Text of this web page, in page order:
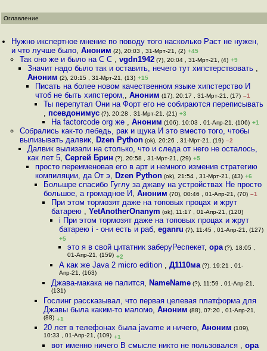
Оглавление
Нужно икспертное мнение по поводу того насколько Раст не нужен,
и что лучше было,Аноним (2), 20:03 , 31-Мрт-21, (2) +45
Так оно же и было на C C , vgdn1942(?), 20:04 , 31-Мрт-21, (4) +9
Значит надо было так и оставить, нечего тут хипстерствовать ,
Аноним (2), 20:15 , 31-Мрт-21, (13) +15
Писать на более новом качественном языке хипстерство И
чтоб не быть хипстером,,Аноним (17), 20:17 , 31-Мрт-21, (17) –1
Ты перепутал Они на Форт его не собираются переписывать
, псевдонимус(?), 20:28 , 31-Мрт-21, (21) +3
На factorcode org же , Аноним (106), 10:03 , 01-Апр-21, (106) +1
Собрались как-то лебедь, рак и щука И это вместо того, чтобы
вылизывать далвик, Dzen Python(ok), 20:26 , 31-Мрт-21, (19) –2
Далвик вылизали на столько, что и следа от него не осталось,
как лет 5, Сергей Брин (?), 20:58 , 31-Мрт-21, (29) +5
просто переименовав его в арт и немного изменив стратегию
компиляции, да От э, Dzen Python (ok), 21:54 , 31-Мрт-21, (43) +6
Большре спасибо Гуглу за джаву на устройствах Не просто
большое, а громадное И, Аноним (70), 00:46 , 01-Апр-21, (70) –1
При этом тормозят даже на топовых процах и жрут
батарею , YetAnotherOnanym (ok), 11:17 , 01-Апр-21, (120)
i При этом тормозят даже на топовых процах и жрут
батарею i - они есть и раб,eganru (?), 11:45 , 01-Апр-21, (127)
+5
это я в свой цитатник заберуРеспекет, opa(?), 18:05 ,
01-Апр-21, (159) +2
А как же Java 2 micro edition ,Д1110ма (?), 19:21 , 01-
Апр-21, (163)
Джава-макака не палится, NameName(?), 11:59 , 01-Апр-21,
(131)
Гослинг рассказывал, что первая целевая платформа для
Джавы была каким-то маломо, Аноним (88), 07:20 , 01-Апр-21,
(88) +1
20 лет в телефонах была javame и ничего, Аноним (109),
10:33 , 01-Апр-21, (109) +1
вот именно ничего В смысле никто не пользовался , opa